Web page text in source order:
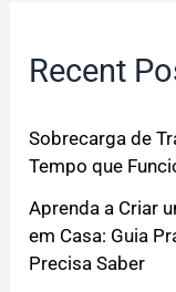
Recent
Sobrecarga de
Tempo que
Aprenda a Criar
em Casa: Guia
Precisa Saber